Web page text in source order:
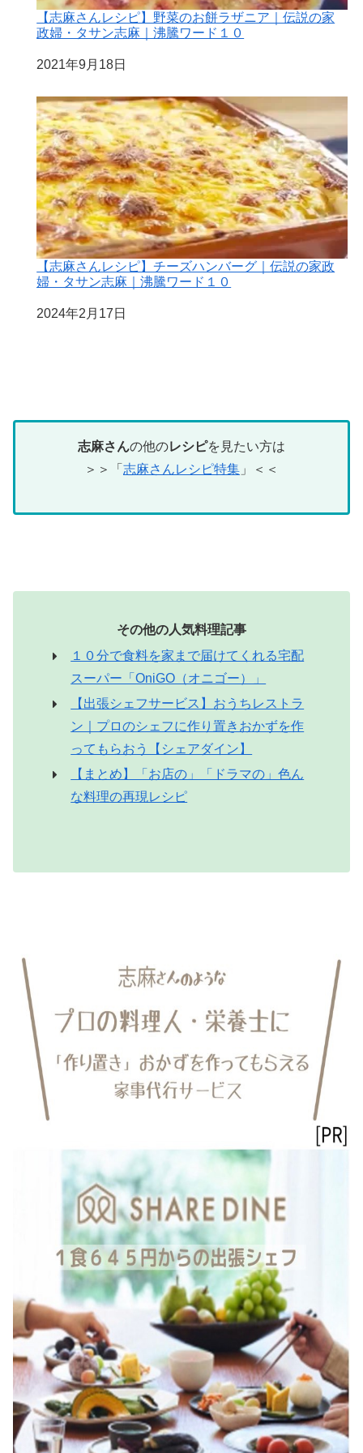
【志麻さんレシピ】野菜のお餅ラザニア｜伝説の家
政婦・タサン志麻｜沸騰ワード１０
日付
2021年9月18日
【志麻さんレシピ】チーズハンバーグ｜伝説の家政
婦・タサン志麻｜沸騰ワード１０
日付
2024年2月17日
志麻さんの他のレシピを見たい方は
＞＞「 志麻さんレシピ特集 」＜＜
その他の人気料理記事
１０分で食料を家まで届けてくれる宅配
スーパー「OniGO（オニゴー）」
【出張シェフサービス】おうちレストラ
ン｜プロのシェフに作り置きおかずを作
ってもらおう【シェアダイン】
【まとめ】「お店の」「ドラマの」色ん
な料理の再現レシピ